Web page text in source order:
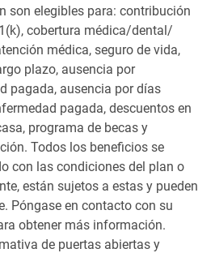
son elegibles para: contribución
cobertura médica/dental/
médica, seguro de vida,
plazo, ausencia por
pagada, ausencia por días
pagada, descuentos en
programa de becas y
Todos los beneficios se
con las condiciones del plan o
están sujetos a estas y pueden
Póngase en contacto con su
obtener más información.
de puertas abiertas y